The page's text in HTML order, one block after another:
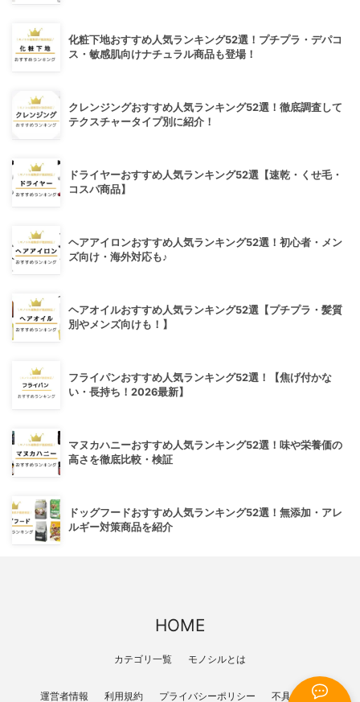
化粧下地おすすめ人気ランキング52選！プチプラ・デパコ
ス・敏感肌向けナチュラル商品も登場！
クレンジングおすすめ人気ランキング52選！徹底調査して
テクスチャータイプ別に紹介！
ドライヤーおすすめ人気ランキング52選【速乾・くせ毛・
コスパ商品】
ヘアアイロンおすすめ人気ランキング52選！初心者・メン
ズ向け・海外対応も♪
ヘアオイルおすすめ人気ランキング52選【プチプラ・髪質
別やメンズ向けも！】
フライパンおすすめ人気ランキング52選！【焦げ付かな
い・長持ち！2026最新】
マヌカハニーおすすめ人気ランキング52選！味や栄養価の
高さを徹底比較・検証
ドッグフードおすすめ人気ランキング52選！無添加・アレ
ルギー対策商品を紹介
HOME
カテゴリ一覧 モノシルとは
運営者情報 利用規約 プライバシーポリシー 不具合報告